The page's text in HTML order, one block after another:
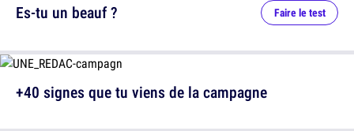
Es-tu un beauf ? Faire le test
+40 signes que tu viens de la campagne